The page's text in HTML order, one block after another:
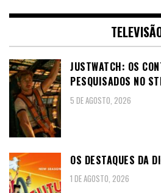
JUSTWATCH: OS
PESQUISADOS NO
5 DE AGOSTO, 2026
OS DESTAQUES DA
1 DE AGOSTO, 2026